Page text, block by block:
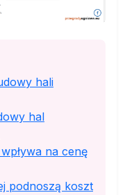
hali
hal
na cenę
podnoszą koszt